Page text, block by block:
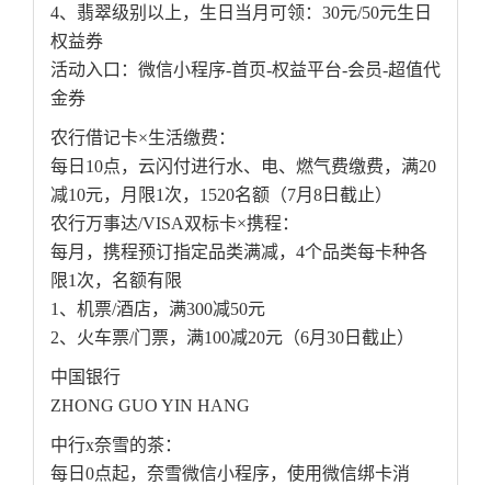
4、翡翠级别以上，生日当月可领：30元/50元生日
权益券
活动入口：微信小程序-首页-权益平台-会员-超值代
金券
农行借记卡×生活缴费：
每日10点，云闪付进行水、电、燃气费缴费，满20
减10元，月限1次，1520名额（7月8日截止）
农行万事达/VISA双标卡×携程：
每月，携程预订指定品类满减，4个品类每卡种各
限1次，名额有限
1、机票/酒店，满300减50元
2、火车票/门票，满100减20元（6月30日截止）
中国银行
ZHONG GUO YIN HANG
中行x奈雪的茶：
每日0点起，奈雪微信小程序，使用微信绑卡消